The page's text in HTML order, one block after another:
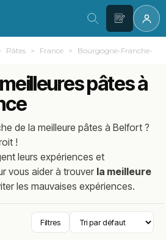
Pâtes France Bourgogne-Franche-
pâtes à
de la meilleurepâtes àBelfort ?
!
leurs expériences et
vous aider à trouver la meilleure
les mauvaises expériences.
Filtres